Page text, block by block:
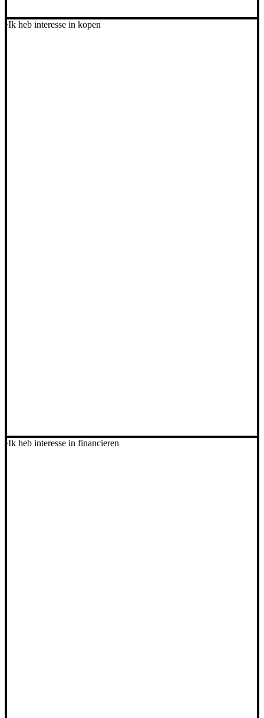
Ik heb interesse in kopen
Ik heb interesse in financieren